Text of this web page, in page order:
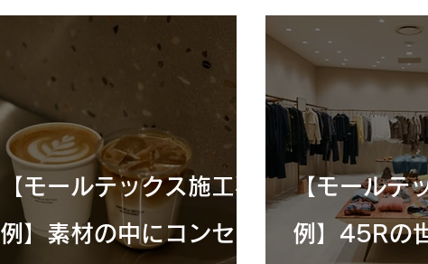
る、飲食店開業と店舗デ
ザインの物語
ら始まった
店づくり
【モールテックス施工事
例】素材の中にコンセプ
【モールテ
例】45Rの